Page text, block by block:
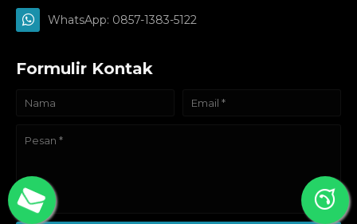
WhatsApp: 0857-1383-5122
Formulir Kontak